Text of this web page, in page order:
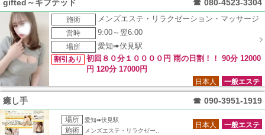
gifted～ギフテッド ☎ 080-4523-3304
施術
メンズエステ・リラクゼーション・マッサージ
営時
9:00～翌6:00
場所
愛知➠伏見駅
割引あり
初回８０分１００００円 雨の日割！！ 90分 12000
円 120分 17000円
一般エステ
日本人
癒し手 ☎ 090-3951-1919
場所 愛知➠伏見駅
施術 メンズエステ・リラクゼー..
一般エステ
日本人